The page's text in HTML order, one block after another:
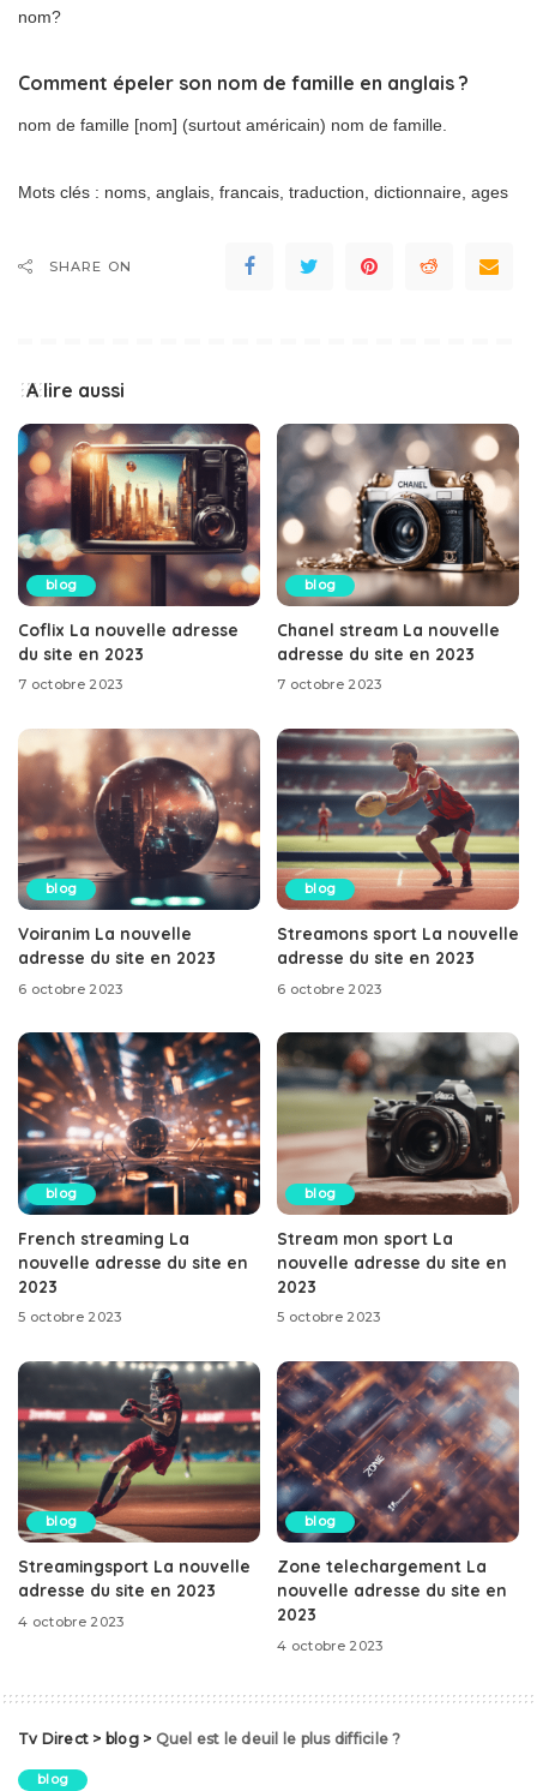
nom?
Comment épeler son nom de famille en anglais ?
nom de famille [nom] (surtout américain) nom de famille.
Mots clés : noms, anglais, francais, traduction, dictionnaire, ages
SHARE ON
A lire aussi
blog
Coflix La nouvelle adresse
du site en 2023
7 octobre 2023
blog
Chanel stream La nouvelle
adresse du site en 2023
7 octobre 2023
blog
Voiranim La nouvelle
adresse du site en 2023
6 octobre 2023
blog
Streamons sport La nouvelle
adresse du site en 2023
6 octobre 2023
blog
French streaming La
nouvelle adresse du site en
2023
5 octobre 2023
blog
Stream mon sport La
nouvelle adresse du site en
2023
5 octobre 2023
blog
Streamingsport La nouvelle
adresse du site en 2023
4 octobre 2023
blog
Zone telechargement La
nouvelle adresse du site en
2023
4 octobre 2023
Tv Direct > blog> Quel est le deuil le plus difficile ?
blog